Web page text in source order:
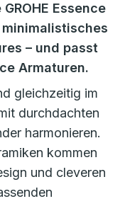
Essence
– und passt
Armaturen.
gleichzeitig im
durchdachten
harmonieren.
kommen
und cleveren